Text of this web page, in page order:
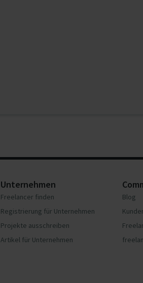
Unternehmen
Freelancer finden
Registrierung für Unternehmen
Projekte ausschreiben
Artikel für Unternehmen
Blog